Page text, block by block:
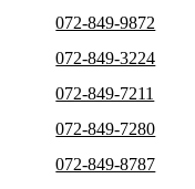
072-849-9872
072-849-3224
072-849-7211
072-849-7280
072-849-8787